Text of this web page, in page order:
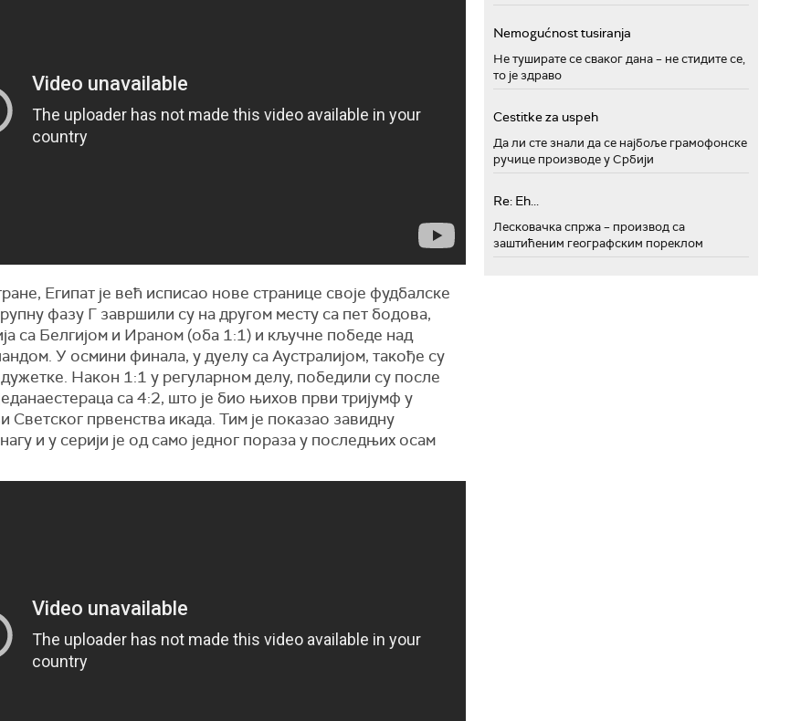
Египат је већ исписао нове странице своје фудбалске
фазу Г завршили су на другом месту са пет бодова,
са Белгијом и Ираном (оба 1:1) и кључне победе над
У осмини финала, у дуелу са Аустралијом, такође су
Након 1:1 у регуларном делу, победили су после
са 4:2, што је био њихов први тријумф у
Светског првенства икада. Тим је показао завидну
и у серији је од само једног пораза у последњих осам
Nemogućnost tusiranja
Не туширате се сваког дана – не стидите се,
то је здраво
Cestitke za uspeh
Да ли сте знали да се најбоље грамофонске
ручице производе у Србији
Re: Eh...
Лесковачка спржа – производ са
заштићеним географским пореклом